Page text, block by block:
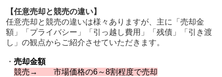
【任意売却と競売の違い】
任意売却と競売の違いは様々ありますが、主に「売却金
額」「プライバシー」「引っ越し費用」「残債」「引き渡
し」の観点からご紹介させていただきます。
・ 売却金額
競売→ 市場価格の6～8割程度で売却